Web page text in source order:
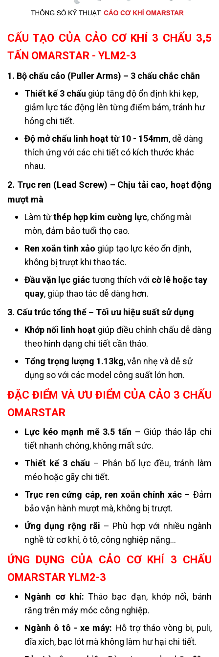
CẤU TẠO CỦA CẢO CƠ KHÍ 3 CHẤU 3,5
TẤN OMARSTAR - YLM2-3
1. Bộ chấu cảo (Puller Arms) – 3 chấu chắc chắn
Thiết kế 3 chấu giúp tăng độ ổn định khi kẹp,
giảm lực tác động lên từng điểm bám, tránh hư
hỏng chi tiết.
Độ mở chấu linh hoạt từ 10 - 154mm, dễ dàng
thích ứng với các chi tiết có kích thước khác
nhau.
2. Trục ren (Lead Screw) – Chịu tải cao, hoạt động
mượt mà
Làm từthép hợp kim cường lực, chống mài
mòn, đảm bảo tuổi thọ cao.
Ren xoắn tinh xảo giúp tạo lực kéo ổn định,
không bị trượt khi thao tác.
Đầu vặn lục giáctương thích với cờ lê hoặc tay
quay, giúp thao tác dễ dàng hơn.
3. Cấu trúc tổng thể – Tối ưu hiệu suất sử dụng
Khớp nối linh hoạt giúp điều chỉnh chấu dễ dàng
theo hình dạng chi tiết cần tháo.
Tổng trọng lượng 1.13kg, vẫn nhẹ và dễ sử
dụng so với các model công suất lớn hơn.
ĐẶC ĐIỂM VÀ ƯU ĐIỂM CỦA CẢO 3 CHẤU
OMARSTAR
Lực kéo mạnh mẽ 3.5 tấn – Giúp tháo lắp chi
tiết nhanh chóng, không mất sức.
Thiết kế 3 chấu – Phân bố lực đều, tránh làm
méo hoặc gãy chi tiết.
Trục ren cứng cáp, ren xoắn chính xác– Đảm
bảo vận hành mượt mà, không bị trượt.
Ứng dụng rộng rãi – Phù hợp với nhiều ngành
nghề từ cơ khí, ô tô, công nghiệp nặng…
ỨNG DỤNG CỦA CẢO CƠ KHÍ 3 CHẤU
OMARSTAR YLM2-3
Ngành cơ khí: Tháo bạc đạn, khớp nối, bánh
răng trên máy móc công nghiệp.
Ngành ô tô - xe máy: Hỗ trợ tháo vòng bi, puli,
đĩa xích, bạc lót mà không làm hư hại chi tiết.